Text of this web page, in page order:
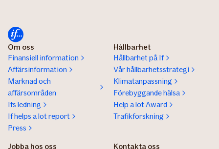
Om oss
Finansiell information
Affärsinformation
Marknad och
affärsområden
Ifs ledning
If helps a lot report
Press
Hållbarhet
Hållbarhet på If
Vår hållbarhetsstrategi
Klimatanpassning
Förebyggande hälsa
Help a lot Award
Trafikforskning
Jobba hos oss Kontakta oss